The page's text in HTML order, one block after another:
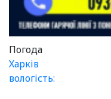
Погода
Харків
вологість: